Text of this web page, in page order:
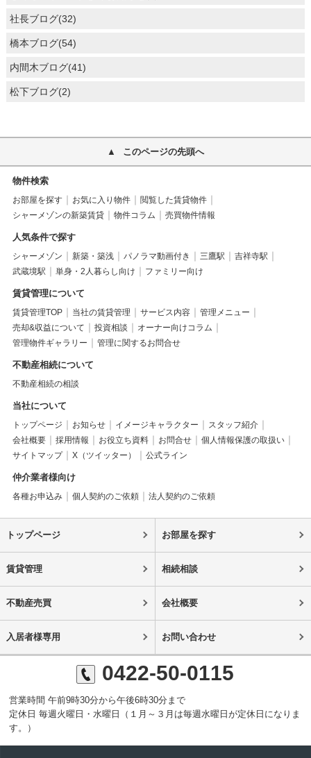
社長ブログ(32)
橋本ブログ(54)
内間木ブログ(41)
松下ブログ(2)
このページの先頭へ
物件検索
お部屋を探す お気に入り物件
閲覧した賃貸物件
シャーメゾンの新築賃貸
物件コラム 売買物件情報
人気条件で探す
シャーメゾン 新築・築浅 パノラマ動画付き 三鷹駅
吉祥寺駅
武蔵境駅
単身・2人暮らし向け ファミリー向け
賃貸管理について
賃貸管理TOP 当社の賃貸管理 サービス内容
管理メニュー
売却&収益について
投資相談
オーナー向けコラム
管理物件ギャラリー
管理に関するお問合せ
不動産相続について
不動産相続の相談
当社について
トップページ お知らせ イメージキャラクター
スタッフ紹介
会社概要
採用情報 お役立ち資料 お問合せ
個人情報保護の取扱い
サイトマップ
X（ツイッター） 公式ライン
仲介業者様向け
各種お申込み 個人契約のご依頼 法人契約のご依頼
トップページ お部屋を探す
賃貸管理 相続相談
不動産売買 会社概要
入居者様専用 お問い合わせ
0422-50-0115
営業時間 午前9時30分から午後6時30分まで
定休日 毎週火曜日・水曜日（１月～３月は毎週水曜日が定休日になりま
す。）